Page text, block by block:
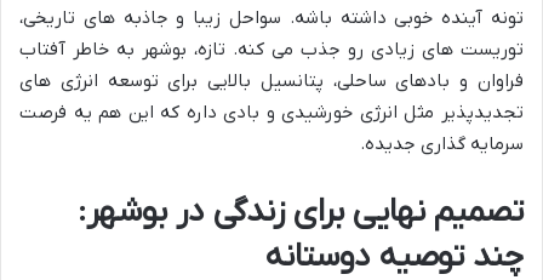
تونه آینده خوبی داشته باشه. سواحل زیبا و جاذبه های تاریخی،
توریست های زیادی رو جذب می کنه. تازه، بوشهر به خاطر آفتاب
فراوان و بادهای ساحلی، پتانسیل بالایی برای توسعه انرژی های
تجدیدپذیر مثل انرژی خورشیدی و بادی داره که این هم یه فرصت
سرمایه گذاری جدیده.
تصمیم نهایی برای زندگی در بوشهر:
چند توصیه دوستانه